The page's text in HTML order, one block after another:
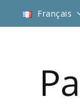
Français